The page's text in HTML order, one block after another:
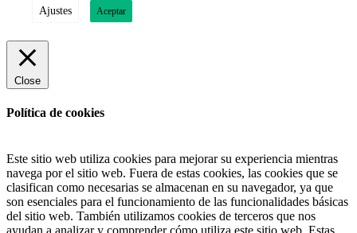
Ajustes
Aceptar
Close
Política de cookies
Este sitio web utiliza cookies para mejorar su experiencia mientras
navega por el sitio web. Fuera de estas cookies, las cookies que se
clasifican como necesarias se almacenan en su navegador, ya que
son esenciales para el funcionamiento de las funcionalidades básicas
del sitio web. También utilizamos cookies de terceros que nos
ayudan a analizar y comprender cómo utiliza este sitio web. Estas